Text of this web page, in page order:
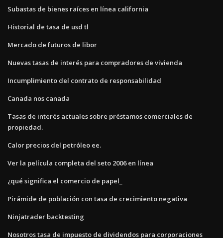
Subastas de bienes raíces en línea california
Historial de tasa de usd tl
Mercado de futuros de libor
Nuevas tasas de interés para compradores de vivienda
Incumplimiento del contrato de responsabilidad
Canada nos canada
Tasas de interés actuales sobre préstamos comerciales de
propiedad.
Calor precios del petróleo ee.
Ver la película completa del seto 2006 en línea
¿qué significa el comercio de papel_
Pirámide de población con tasa de crecimiento negativa
Ninjatrader backtesting
Nosotros tasa de impuesto de dividendos para corporaciones